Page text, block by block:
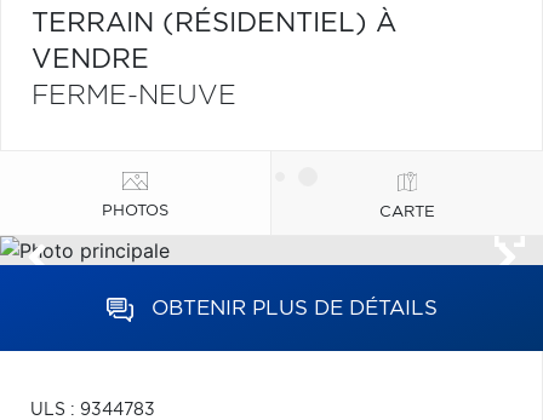
TERRAIN (RÉSIDENTIEL) À
VENDRE
FERME-NEUVE
PHOTOS CARTE
OBTENIR PLUS DE DÉTAILS
ULS : 9344783